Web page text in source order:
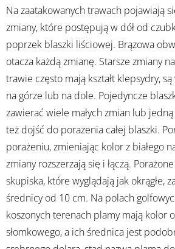
Na zaatakowanych trawach pojawiają
zmiany, które postępują w dół od
poprzek blaszki liściowej. Brązowa
otacza każdą zmianę. Starsze zmiany
trawie często mają kształt klepsydry,
na górze lub na dole. Pojedyncze
zawierać wiele małych zmian lub
też dojść do porażenia całej blaszki.
porażeniu, zmieniając kolor z białego
zmiany rozszerzają się i łączą.
skupiska, które wyglądają jak okrągłe,
średnicy od 10 cm. Na polach
koszonych terenach plamy mają kolor
słomkowego, a ich średnica jest